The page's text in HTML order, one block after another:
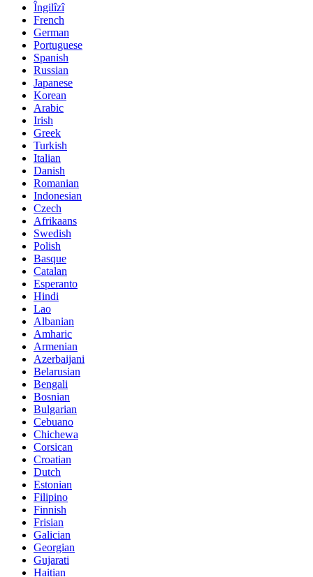
Îngilîzî
French
German
Portuguese
Spanish
Russian
Japanese
Korean
Arabic
Irish
Greek
Turkish
Italian
Danish
Romanian
Indonesian
Czech
Afrikaans
Swedish
Polish
Basque
Catalan
Esperanto
Hindi
Lao
Albanian
Amharic
Armenian
Azerbaijani
Belarusian
Bengali
Bosnian
Bulgarian
Cebuano
Chichewa
Corsican
Croatian
Dutch
Estonian
Filipino
Finnish
Frisian
Galician
Georgian
Gujarati
Haitian